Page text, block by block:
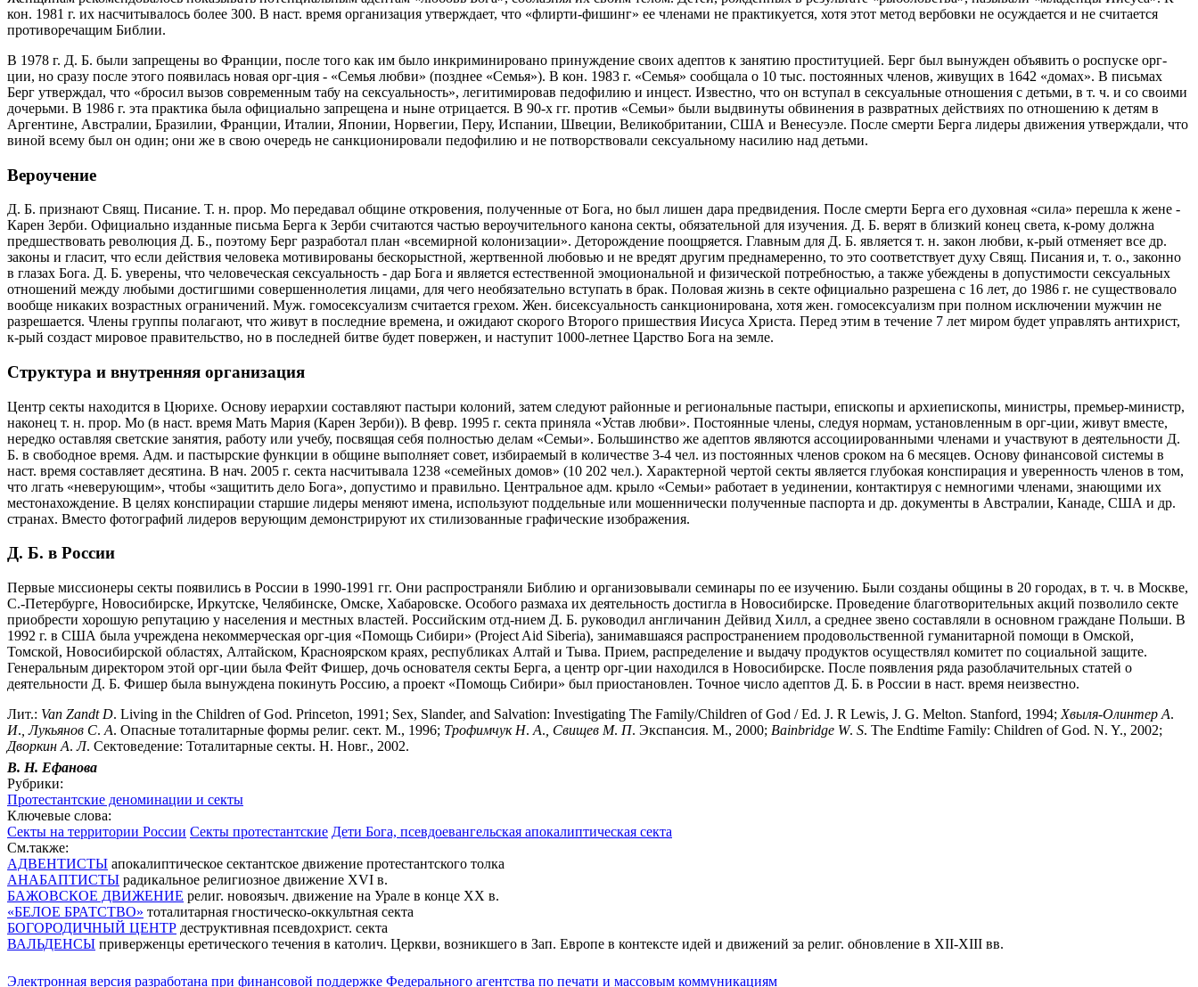
кон. 1981 г. их насчитывалось более 300. В наст. время организация утверждает, что «флирти-фишинг» ее членами не практикуется, хотя этот метод вербовки не осуждается и не считается
противоречащим Библии.
В 1978 г. Д. Б. были запрещены во Франции, после того как им было инкриминировано принуждение своих адептов к занятию проституцией. Берг был вынужден объявить о роспуске орг-
ции, но сразу после этого появилась новая орг-ция - «Семья любви» (позднее «Семья»). В кон. 1983 г. «Семья» сообщала о 10 тыс. постоянных членов, живущих в 1642 «домах». В письмах
Берг утверждал, что «бросил вызов современным табу на сексуальность», легитимировав педофилию и инцест. Известно, что он вступал в сексуальные отношения с детьми, в т. ч. и со своими
дочерьми. В 1986 г. эта практика была официально запрещена и ныне отрицается. В 90-х гг. против «Семьи» были выдвинуты обвинения в развратных действиях по отношению к детям в
Аргентине, Австралии, Бразилии, Франции, Италии, Японии, Норвегии, Перу, Испании, Швеции, Великобритании, США и Венесуэле. После смерти Берга лидеры движения утверждали, что
виной всему был он один; они же в свою очередь не санкционировали педофилию и не потворствовали сексуальному насилию над детьми.
Вероучение
Д. Б. признают Свящ. Писание. Т. н. прор. Мо передавал общине откровения, полученные от Бога, но был лишен дара предвидения. После смерти Берга его духовная «сила» перешла к жене -
Карен Зерби. Официально изданные письма Берга к Зерби считаются частью вероучительного канона секты, обязательной для изучения. Д. Б. верят в близкий конец света, к-рому должна
предшествовать революция Д. Б., поэтому Берг разработал план «всемирной колонизации». Деторождение поощряется. Главным для Д. Б. является т. н. закон любви, к-рый отменяет все др.
законы и гласит, что если действия человека мотивированы бескорыстной, жертвенной любовью и не вредят другим преднамеренно, то это соответствует духу Свящ. Писания и, т. о., законно
в глазах Бога. Д. Б. уверены, что человеческая сексуальность - дар Бога и является естественной эмоциональной и физической потребностью, а также убеждены в допустимости сексуальных
отношений между любыми достигшими совершеннолетия лицами, для чего необязательно вступать в брак. Половая жизнь в секте официально разрешена с 16 лет, до 1986 г. не существовало
вообще никаких возрастных ограничений. Муж. гомосексуализм считается грехом. Жен. бисексуальность санкционирована, хотя жен. гомосексуализм при полном исключении мужчин не
разрешается. Члены группы полагают, что живут в последние времена, и ожидают скорого Второго пришествия Иисуса Христа. Перед этим в течение 7 лет миром будет управлять антихрист,
к-рый создаст мировое правительство, но в последней битве будет повержен, и наступит 1000-летнее Царство Бога на земле.
Структура и внутренняя организация
Центр секты находится в Цюрихе. Основу иерархии составляют пастыри колоний, затем следуют районные и региональные пастыри, епископы и архиепископы, министры, премьер-министр,
наконец т. н. прор. Мо (в наст. время Мать Мария (Карен Зерби)). В февр. 1995 г. секта приняла «Устав любви». Постоянные члены, следуя нормам, установленным в орг-ции, живут вместе,
нередко оставляя светские занятия, работу или учебу, посвящая себя полностью делам «Семьи». Большинство же адептов являются ассоциированными членами и участвуют в деятельности Д.
Б. в свободное время. Адм. и пастырские функции в общине выполняет совет, избираемый в количестве 3-4 чел. из постоянных членов сроком на 6 месяцев. Основу финансовой системы в
наст. время составляет десятина. В нач. 2005 г. секта насчитывала 1238 «семейных домов» (10 202 чел.). Характерной чертой секты является глубокая конспирация и уверенность членов в том,
что лгать «неверующим», чтобы «защитить дело Бога», допустимо и правильно. Центральное адм. крыло «Семьи» работает в уединении, контактируя с немногими членами, знающими их
местонахождение. В целях конспирации старшие лидеры меняют имена, используют поддельные или мошеннически полученные паспорта и др. документы в Австралии, Канаде, США и др.
странах. Вместо фотографий лидеров верующим демонстрируют их стилизованные графические изображения.
Д. Б. в России
Первые миссионеры секты появились в России в 1990-1991 гг. Они распространяли Библию и организовывали семинары по ее изучению. Были созданы общины в 20 городах, в т. ч. в Москве,
С.-Петербурге, Новосибирске, Иркутске, Челябинске, Омске, Хабаровске. Особого размаха их деятельность достигла в Новосибирске. Проведение благотворительных акций позволило секте
приобрести хорошую репутацию у населения и местных властей. Российским отд-нием Д. Б. руководил англичанин Дейвид Хилл, а среднее звено составляли в основном граждане Польши. В
1992 г. в США была учреждена некоммерческая орг-ция «Помощь Сибири» (Project Aid Siberia), занимавшаяся распространением продовольственной гуманитарной помощи в Омской,
Томской, Новосибирской областях, Алтайском, Красноярском краях, республиках Алтай и Тыва. Прием, распределение и выдачу продуктов осуществлял комитет по социальной защите.
Генеральным директором этой орг-ции была Фейт Фишер, дочь основателя секты Берга, а центр орг-ции находился в Новосибирске. После появления ряда разоблачительных статей о
деятельности Д. Б. Фишер была вынуждена покинуть Россию, а проект «Помощь Сибири» был приостановлен. Точное число адептов Д. Б. в России в наст. время неизвестно.
Лит.: Van Zandt D. Living in the Children of God. Princeton, 1991; Sex, Slander, and Salvation: Investigating The Family/Children of God / Ed. J. R Lewis, J. G. Melton. Stanford, 1994; Хвыля-Олинтер А.
И. Лукьянов С. А. Опасные тоталитарные формы религ. сект. М., 1996; Трофимчук Н. А. Свищев М. П. Экспансия. М., 2000; Bainbridge W. S. The Endtime Family: Children of God. N. Y., 2002;
Дворкин А.Л. Сектоведение: Тоталитарные секты. Н. Новг., 2002.
В. Н. Ефанова
Рубрики:
Протестантские деноминации и секты
Ключевые слова:
Секты на территории России Секты протестантские Дети Бога, псевдоевангельская апокалиптическая секта
См.также:
АДВЕНТИСТЫ апокалиптическое сектантское движение протестантского толка
АНАБАПТИСТЫ радикальное религиозное движение XVI в.
БАЖОВСКОЕ ДВИЖЕНИЕ религ. новоязыч. движение на Урале в конце XX в.
«БЕЛОЕ БРАТСТВО» тоталитарная гностическо-оккультная секта
БОГОРОДИЧНЫЙ ЦЕНТР деструктивная псевдохрист. секта
ВАЛЬДЕНСЫ приверженцы еретического течения в католич. Церкви, возникшего в Зап. Европе в контексте идей и движений за религ. обновление в XII-XIII вв.
Электронная версия разработана при финансовой поддержке Федерального агентства по печати и массовым коммуникациям